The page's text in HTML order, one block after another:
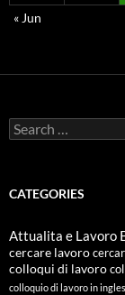
« Jun
Search
for:
CATEGORIES
Attualita e Lavoro
cercare lavoro
colloqui di lavoro
colloquio di lavoro in